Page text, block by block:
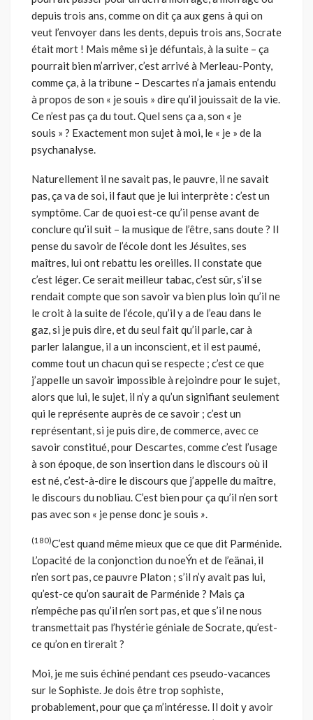
depuis trois ans, comme on dit ça aux gens à qui on
veut l’envoyer dans les dents, depuis trois ans, Socrate
était mort ! Mais même si je défuntais, à la suite – ça
pourrait bien m’arriver, c’est arrivé à Merleau-Ponty,
comme ça, à la tribune – Descartes n’a jamais entendu
à propos de son « je souis » dire qu’il jouissait de la vie.
Ce n’est pas ça du tout. Quel sens ça a, son « je
souis » ? Exactement mon sujet à moi, le « je » de la
psychanalyse.
Naturellement il ne savait pas, le pauvre, il ne savait
pas, ça va de soi, il faut que je lui interprète : c’est un
symptôme. Car de quoi est-ce qu’il pense avant de
conclure qu’il suit – la musique de l’être, sans doute ? Il
pense du savoir de l’école dont les Jésuites, ses
maîtres, lui ont rebattu les oreilles. Il constate que
c’est léger. Ce serait meilleur tabac, c’est sûr, s’il se
rendait compte que son savoir va bien plus loin qu’il ne
le croit à la suite de l’école, qu’il y a de l’eau dans le
gaz, si je puis dire, et du seul fait qu’il parle, car à
parler lalangue, il a un inconscient, et il est paumé,
comme tout un chacun qui se respecte ; c’est ce que
j’appelle un savoir impossible à rejoindre pour le sujet,
alors que lui, le sujet, il n’y a qu’un signifiant seulement
qui le représente auprès de ce savoir ; c’est un
représentant, si je puis dire, de commerce, avec ce
savoir constitué, pour Descartes, comme c’est l’usage
à son époque, de son insertion dans le discours où il
est né, c’est-à-dire le discours que j’appelle du maître,
le discours du nobliau. C’est bien pour ça qu’il n’en sort
pas avec son « je pense donc je souis ».
(180)C’est quand même mieux que ce que dit Parménide.
L’opacité de la conjonction du noeÝn et de l’eänai, il
n’en sort pas, ce pauvre Platon ; s’il n’y avait pas lui,
qu’est-ce qu’on saurait de Parménide ? Mais ça
n’empêche pas qu’il n’en sort pas, et que s’il ne nous
transmettait pas l’hystérie géniale de Socrate, qu’est-
ce qu’on en tirerait ?
Moi, je me suis échiné pendant ces pseudo-vacances
sur le Sophiste. Je dois être trop sophiste,
probablement, pour que ça m’intéresse. Il doit y avoir